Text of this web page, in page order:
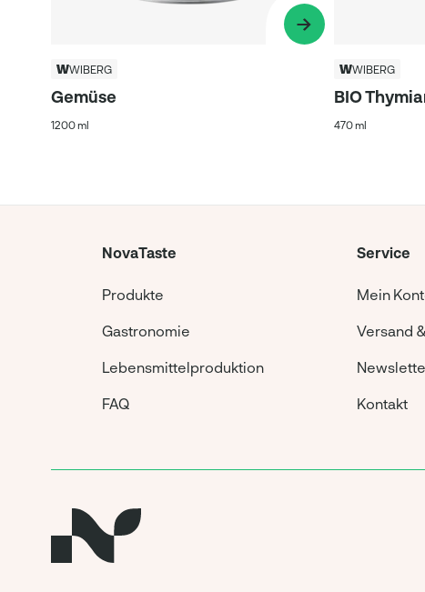
WIBERG
Gemüse
1200 ml
WIBERG
BIO
470 ml
NovaTaste
Produkte
Gastronomie
Lebensmittelproduktion
FAQ
Service
Mein
Versand
Kontakt